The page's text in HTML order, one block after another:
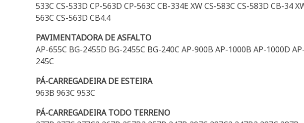
533C CS-533D CP-563D CP-563C CB-334E XW CS-583C CS-583D CB-34
563C CS-563D CB4.4
PAVIMENTADORA DE ASFALTO
AP-655C BG-2455D BG-2455C BG-240C AP-900B AP-1000B AP-1000D
245C
PÁ-CARREGADEIRA DE ESTEIRA
963B 963C 953C
PÁ-CARREGADEIRA TODO TERRENO